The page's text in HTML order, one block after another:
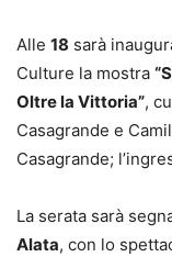
Alle 18 sarà
Culture la mostra
Oltre la Vittoria”,
Casagrande e
Casagrande;
La serata sarà
Alata, con lo